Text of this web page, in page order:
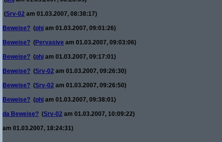
(Srv-02 am 01.03.2007, 08:38:17)
Beweise? (phj am 01.03.2007, 09:01:26)
Beweise? (Pervasive am 01.03.2007, 09:03:06)
Beweise? (phj am 01.03.2007, 09:17:01)
Beweise? (Srv-02 am 01.03.2007, 09:26:30)
Beweise? (Srv-02 am 01.03.2007, 09:26:50)
Beweise? (phj am 01.03.2007, 09:38:01)
da Beweise? (Srv-02 am 01.03.2007, 10:09:22)
am 01.03.2007, 18:24:31)